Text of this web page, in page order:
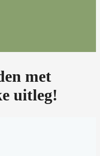
met
uitleg!